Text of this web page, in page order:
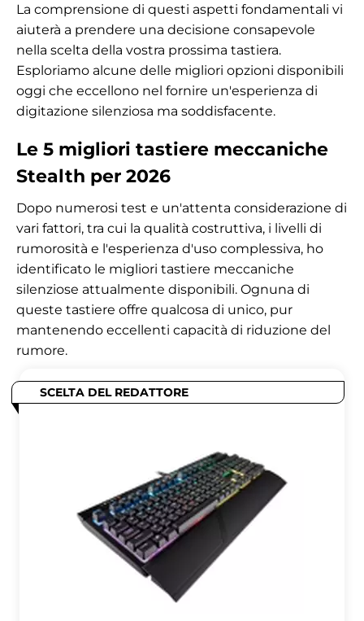
La comprensione di questi aspetti fondamentali vi
aiuterà a prendere una decisione consapevole
nella scelta della vostra prossima tastiera.
Esploriamo alcune delle migliori opzioni disponibili
oggi che eccellono nel fornire un'esperienza di
digitazione silenziosa ma soddisfacente.
Le 5 migliori tastiere meccaniche
Stealth per 2026
Dopo numerosi test e un'attenta considerazione di
vari fattori, tra cui la qualità costruttiva, i livelli di
rumorosità e l'esperienza d'uso complessiva, ho
identificato le migliori tastiere meccaniche
silenziose attualmente disponibili. Ognuna di
queste tastiere offre qualcosa di unico, pur
mantenendo eccellenti capacità di riduzione del
rumore.
SCELTA DEL REDATTORE